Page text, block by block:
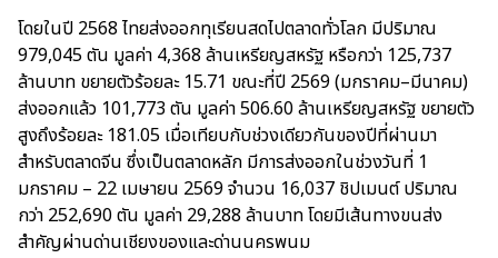
โดยในปี 2568 ไทยส่งออกทุเรียนสดไปตลาดทั่วโลก มีปริมาณ
979,045 ตัน มูลค่า 4,368 ล้านเหรียญสหรัฐ หรือกว่า 125,737
ล้านบาท ขยายตัวร้อยละ 15.71 ขณะที่ปี 2569 (มกราคม–มีนาคม)
ส่งออกแล้ว 101,773 ตัน มูลค่า 506.60 ล้านเหรียญสหรัฐ ขยายตัว
สูงถึงร้อยละ 181.05 เมื่อเทียบกับช่วงเดียวกันของปีที่ผ่านมา
สำหรับตลาดจีน ซึ่งเป็นตลาดหลัก มีการส่งออกในช่วงวันที่ 1
มกราคม – 22 เมษายน 2569 จำนวน 16,037 ชิปเมนต์ ปริมาณ
กว่า 252,690 ตัน มูลค่า 29,288 ล้านบาท โดยมีเส้นทางขนส่ง
สำคัญผ่านด่านเชียงของและด่านนครพนม